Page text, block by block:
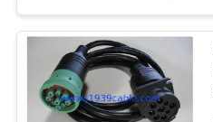
ΓΎΡΟΣ
ΕΡΓΟΣΤΑΣΊΩΝ
ΠΟΙΟΤΙΚΌΣ